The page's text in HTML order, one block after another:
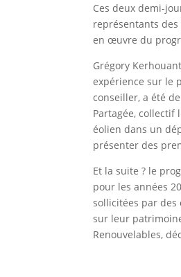
Ces deux demi-
représentants
en œuvre du
Grégory
expérience sur le
conseiller, a été
Partagée, collectif
éolien dans un
présenter des
Et la suite ? le
pour les années
sollicitées par des
sur leur
Renouvelables,